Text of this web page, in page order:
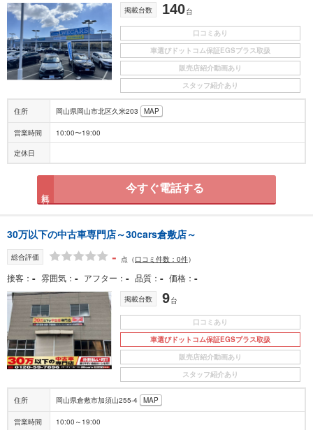
掲載台数 140台
口コミあり
車選びドットコム保証EGSプラス取扱
販売店紹介動画あり
スタッフ紹介あり
住所 岡山県岡山市北区久米203 MAP
営業時間 10:00〜19:00
定休日
今すぐ電話する
30万以下の中古車専門店～30cars倉敷店～
総合評価 - 点 （口コミ件数：0件）
接客 - 雰囲気 - アフター - 品質 - 価格 -
掲載台数 9台
口コミあり
車選びドットコム保証EGSプラス取扱
販売店紹介動画あり
スタッフ紹介あり
住所 岡山県倉敷市加須山255-4 MAP
営業時間 10:00～19:00